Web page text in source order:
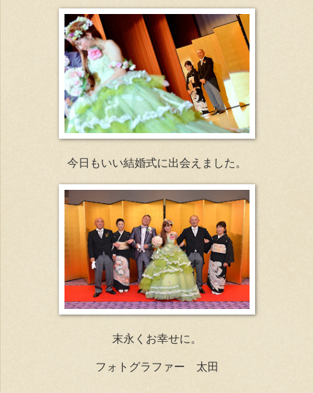
今日もいい結婚式に出会えました。
末永くお幸せに。
フォトグラファー 太田